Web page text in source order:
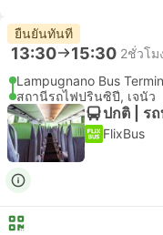
ยืนยันทันที
13:30 15:30 2ชั่วโม
Lampugnano Bus
สถานีรถไฟปรินซิปี, เจนัว
ปกติ | ร
FlixBus